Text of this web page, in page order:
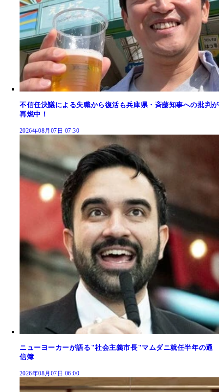
不信任決議による失職から復活も兵庫県・斉藤知事への批判が
再燃中！
2026年08月07日 07:30
ニューヨーカーが語る"社会主義市長"マムダニ就任半年の通
信簿
2026年08月07日 06:00